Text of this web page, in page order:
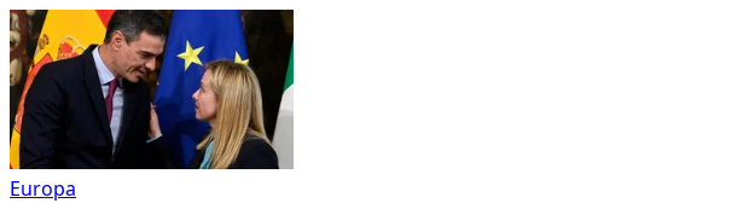
Europa